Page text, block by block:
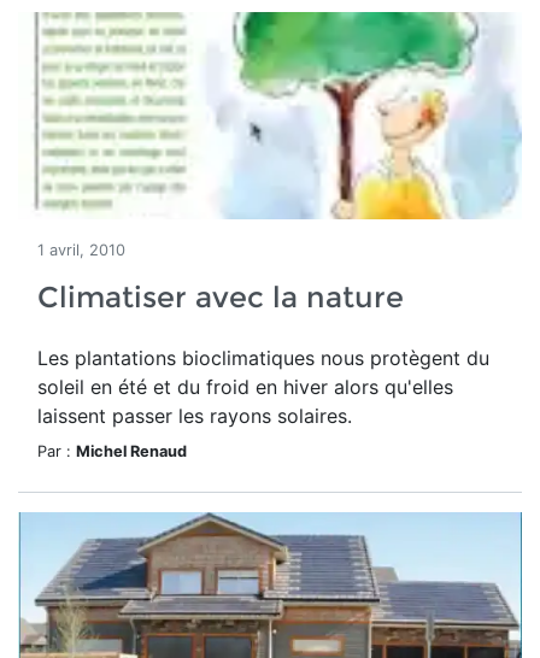
1 avril, 2010
Climatiser avec la nature
Les plantations bioclimatiques nous protègent du
soleil en été et du froid en hiver alors qu'elles
laissent passer les rayons solaires.
Par : Michel Renaud